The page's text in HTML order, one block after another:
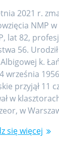
2021 r.
NMP
lat 82,
56.
k.
września
przyjął 11
w
w
się więcej